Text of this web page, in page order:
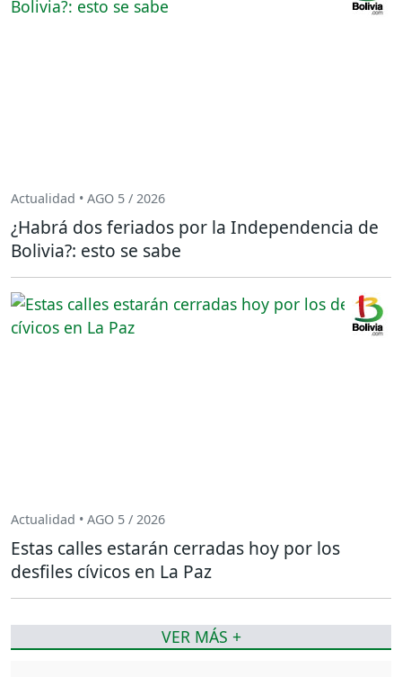
Actualidad • AGO 5 / 2026
¿Habrá dos feriados por la Independencia de
Bolivia?: esto se sabe
Actualidad • AGO 5 / 2026
Estas calles estarán cerradas hoy por los
desfiles cívicos en La Paz
VER MÁS +